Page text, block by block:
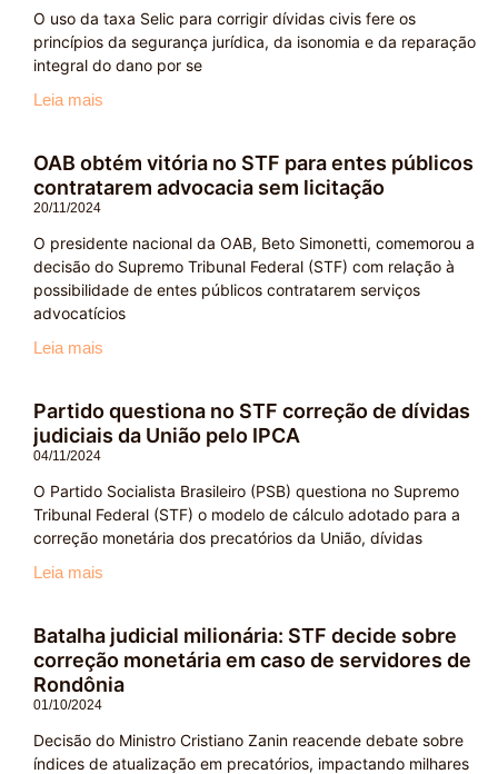
O uso da taxa Selic para corrigir dívidas civis fere os
princípios da segurança jurídica, da isonomia e da reparação
integral do dano por se
Leia mais
OAB obtém vitória no STF para entes públicos
contratarem advocacia sem licitação
20/11/2024
O presidente nacional da OAB, Beto Simonetti, comemorou a
decisão do Supremo Tribunal Federal (STF) com relação à
possibilidade de entes públicos contratarem serviços
advocatícios
Leia mais
Partido questiona no STF correção de dívidas
judiciais da União pelo IPCA
04/11/2024
O Partido Socialista Brasileiro (PSB) questiona no Supremo
Tribunal Federal (STF) o modelo de cálculo adotado para a
correção monetária dos precatórios da União, dívidas
Leia mais
Batalha judicial milionária: STF decide sobre
correção monetária em caso de servidores de
Rondônia
01/10/2024
Decisão do Ministro Cristiano Zanin reacende debate sobre
índices de atualização em precatórios, impactando milhares